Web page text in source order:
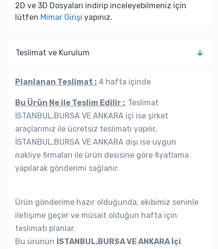
2D ve 3D Dosyaları indirip inceleyebilmeniz için
lütfen Mimar Girişi yapınız.
Teslimat ve Kurulum
Planlanan Teslimat : 4 hafta içinde
Bu Ürün Ne ile Teslim Edilir : Teslimat
İSTANBUL,BURSA VE ANKARA içi ise şirket
araçlarımız ile ücretsiz teslimatı yapılır,
İSTANBUL,BURSA VE ANKARA dışı ise uygun
nakliye firmaları ile ürün desisine göre fiyatlama
yapılarak gönderimi sağlanır.
Ürün gönderime hazır olduğunda, ekibimiz seninle
iletişime geçer ve müsait olduğun hafta için
teslimatı planlar.
Bu ürünün İSTANBUL,BURSA VE ANKARA İçi